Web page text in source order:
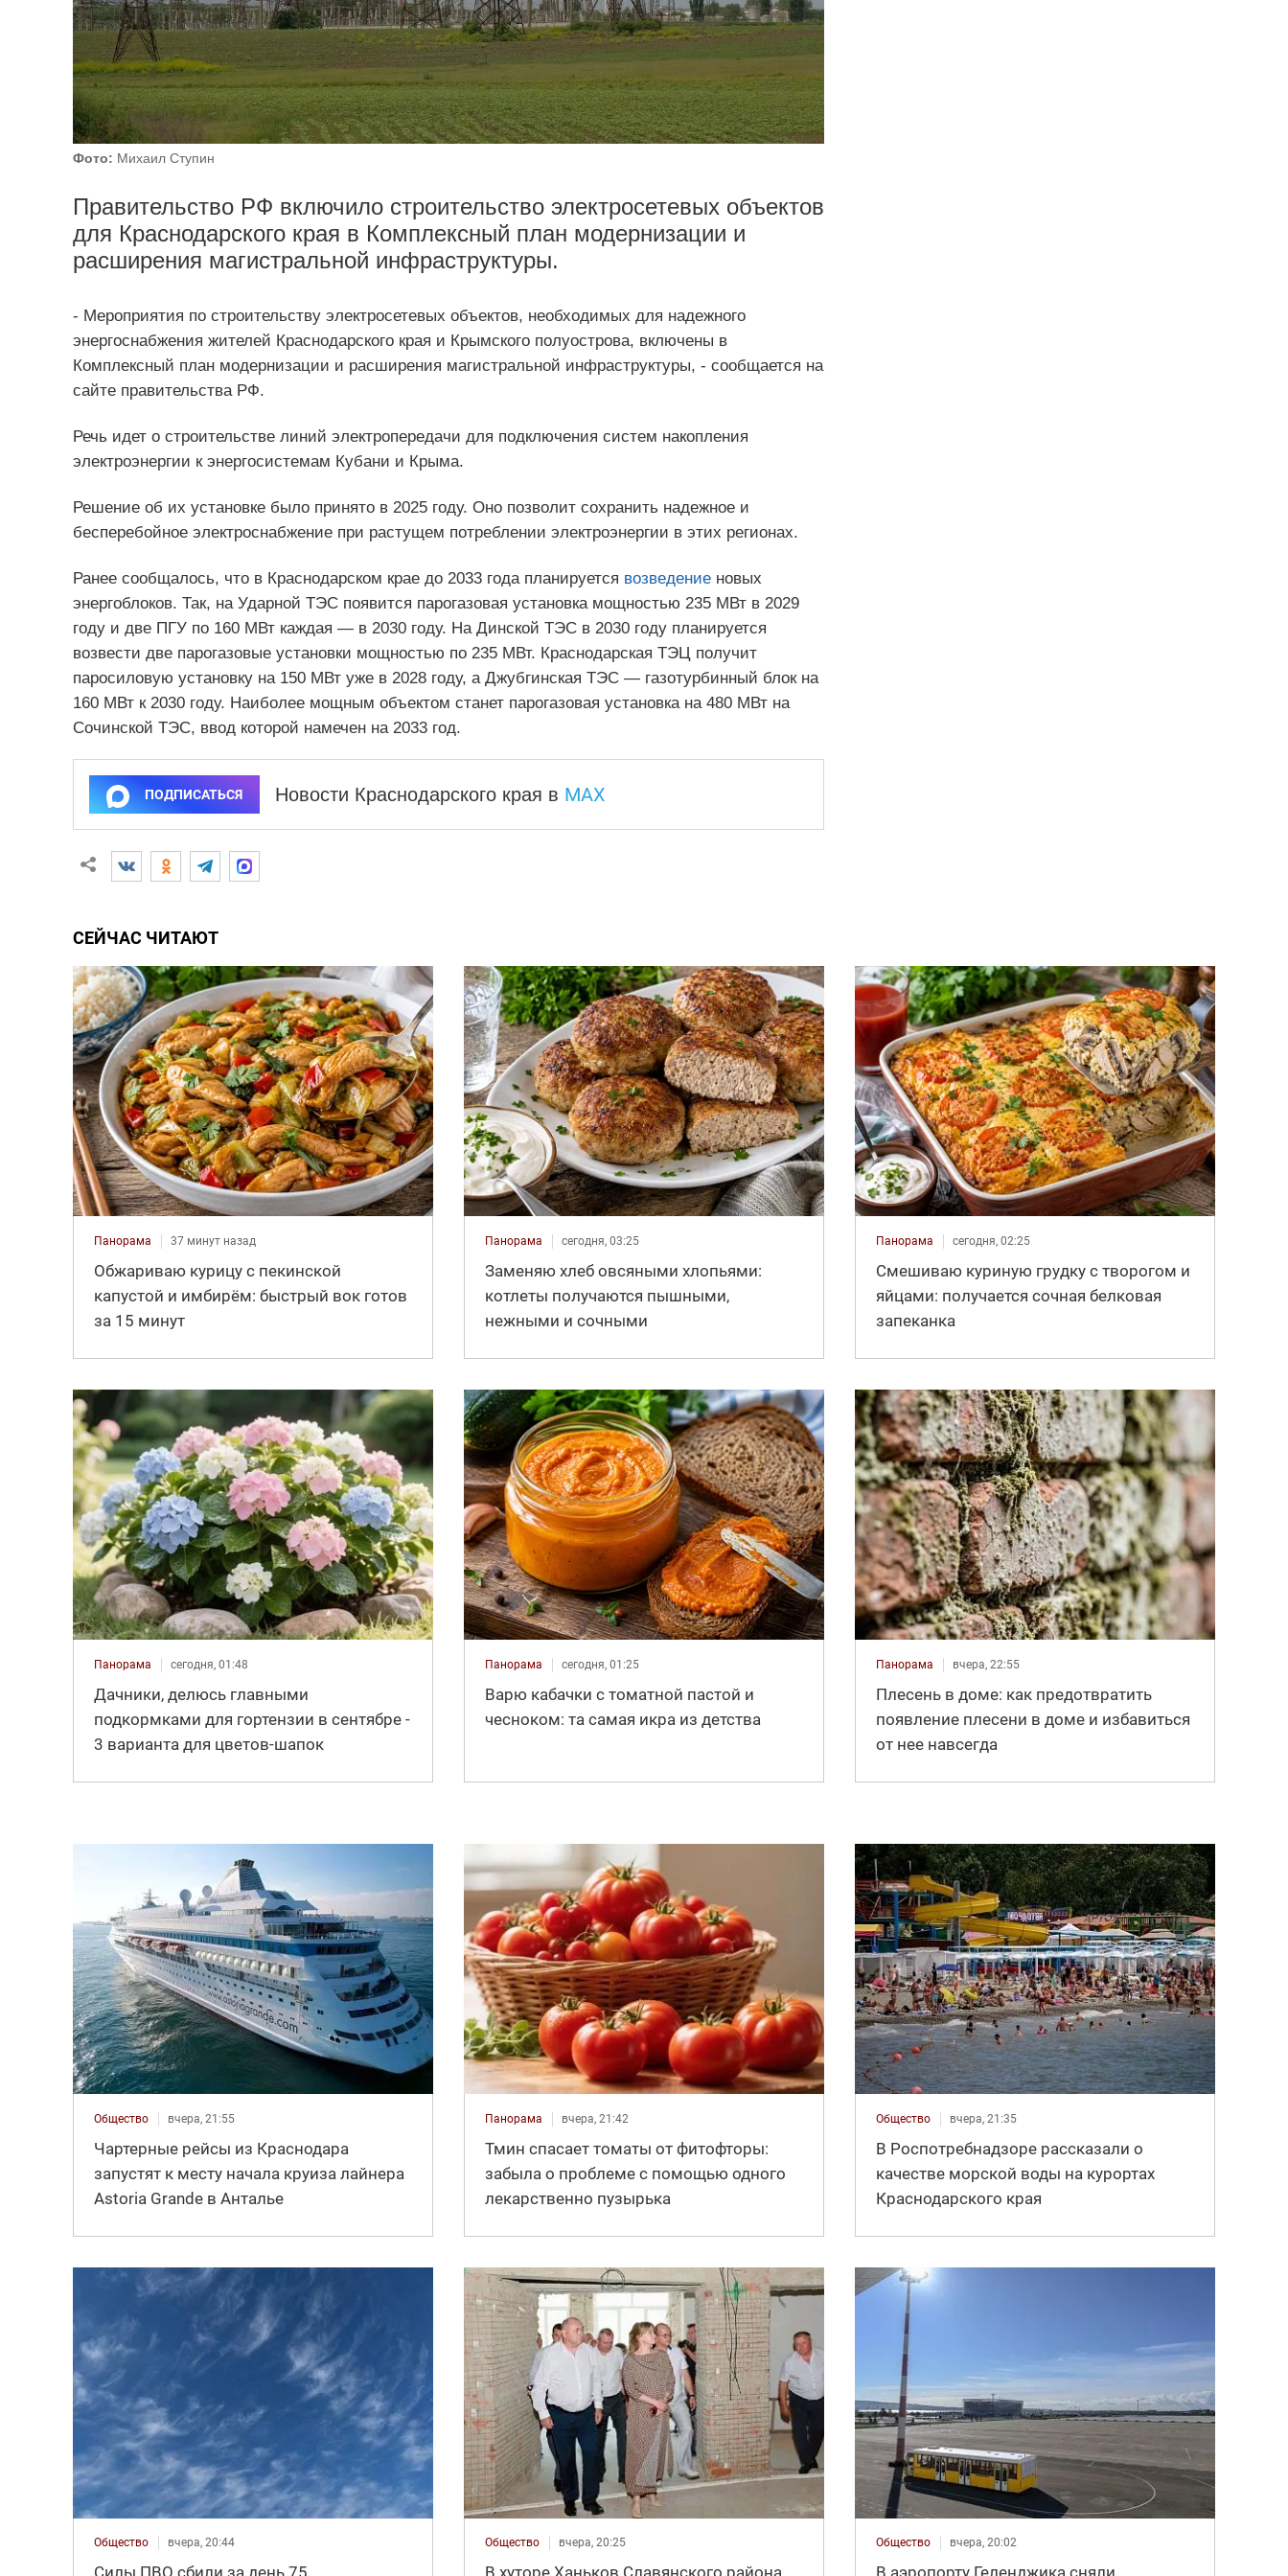
Фото: Михаил Ступин
Правительство РФ включило строительство электросетевых объектов
для Краснодарского края в Комплексный план модернизации и
расширения магистральной инфраструктуры.
- Мероприятия по строительству электросетевых объектов, необходимых для надежного
энергоснабжения жителей Краснодарского края и Крымского полуострова, включены в
Комплексный план модернизации и расширения магистральной инфраструктуры, - сообщается на
сайте правительства РФ.
Речь идет о строительстве линий электропередачи для подключения систем накопления
электроэнергии к энергосистемам Кубани и Крыма.
Решение об их установке было принято в 2025 году. Оно позволит сохранить надежное и
бесперебойное электроснабжение при растущем потреблении электроэнергии в этих регионах.
Ранее сообщалось, что в Краснодарском крае до 2033 года планируется возведениеновых
энергоблоков. Так, на Ударной ТЭС появится парогазовая установка мощностью 235 МВт в 2029
году и две ПГУ по 160 МВт каждая — в 2030 году. На Динской ТЭС в 2030 году планируется
возвести две парогазовые установки мощностью по 235 МВт. Краснодарская ТЭЦ получит
паросиловую установку на 150 МВт уже в 2028 году, а Джубгинская ТЭС — газотурбинный блок на
160 МВт к 2030 году. Наиболее мощным объектом станет парогазовая установка на 480 МВт на
Сочинской ТЭС, ввод которой намечен на 2033 год.
ПОДПИСАТЬСЯ Новости Краснодарского края в MAX
СЕЙЧАС ЧИТАЮТ
Панорама 37 минут назад
Обжариваю курицу с пекинской
капустой и имбирём: быстрый вок готов
за 15 минут
Панорама сегодня, 03:25
Заменяю хлеб овсяными хлопьями:
котлеты получаются пышными,
нежными и сочными
Панорама сегодня, 02:25
Смешиваю куриную грудку с творогом и
яйцами: получается сочная белковая
запеканка
Панорама сегодня, 01:48
Дачники, делюсь главными
подкормками для гортензии в сентябре -
3 варианта для цветов-шапок
Панорама сегодня, 01:25
Варю кабачки с томатной пастой и
чесноком: та самая икра из детства
Панорама вчера, 22:55
Плесень в доме: как предотвратить
появление плесени в доме и избавиться
от нее навсегда
Общество вчера, 21:55
Чартерные рейсы из Краснодара
запустят к месту начала круиза лайнера
Astoria Grande в Анталье
Панорама вчера, 21:42
Тмин спасает томаты от фитофторы:
забыла о проблеме с помощью одного
лекарственно пузырька
Общество вчера, 21:35
В Роспотребнадзоре рассказали о
качестве морской воды на курортах
Краснодарского края
Общество вчера, 20:44 Общество вчера, 20:25 Общество вчера, 20:02